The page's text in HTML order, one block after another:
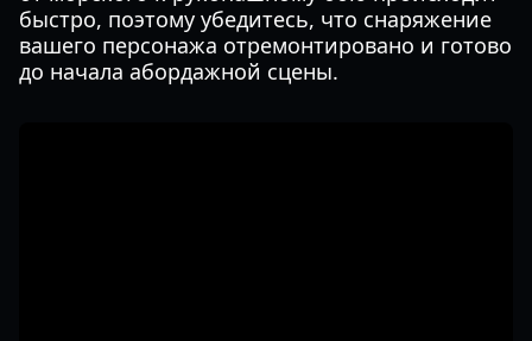
быстро, поэтому убедитесь, что снаряжение
вашего персонажа отремонтировано и готово
до начала абордажной сцены.